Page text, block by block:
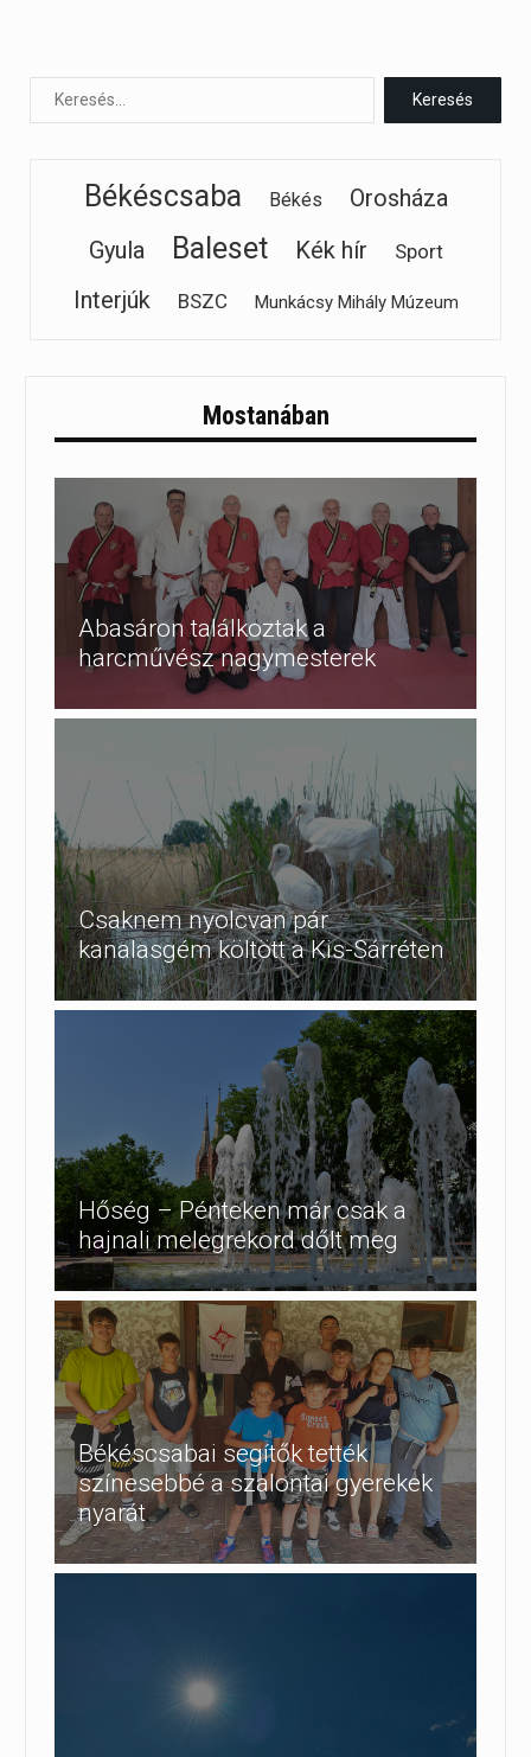
Békéscsaba Békés
Orosháza
Gyula
Baleset Kék hír Sport
Interjúk BSZC Munkácsy Mihály Múzeum
Mostanában
Abasáron találkoztak a
harcművész nagymesterek
Csaknem nyolcvan pár
kanalasgém költött a Kis-Sárréten
Hőség – Pénteken már csak a
hajnali melegrekord dőlt meg
Békéscsabai segítők tették
színesebbé a szalontai gyerekek
nyarát